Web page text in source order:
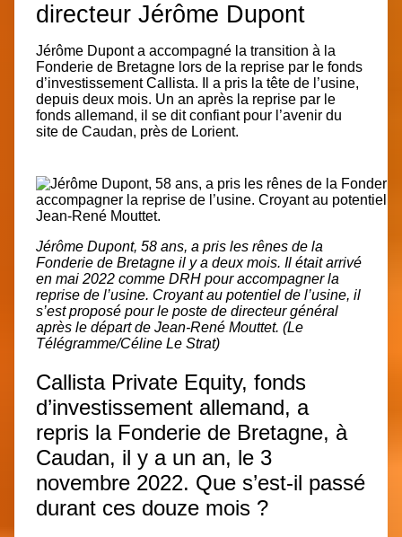
directeur Jérôme Dupont
Jérôme Duponta accompagné la transition à la
Fonderie de Bretagne lors de la reprise par le fonds
d’investissement Callista. Il a pris la tête de l’usine,
depuis deux mois. Un an après la reprise par le
fonds allemand, il se dit confiant pour l’avenir du
site de Caudan, près de Lorient.
Jérôme Dupont, 58 ans, a pris les rênes de la
Fonderie de Bretagne il y a deux mois. Il était arrivé
en mai 2022 comme DRH pour accompagner la
reprise de l’usine. Croyant au potentiel de l’usine, il
s’est proposé pour le poste de directeur général
après le départ de Jean-René Mouttet. (Le
Télégramme/Céline Le Strat)
Callista Private Equity, fonds
d’investissement allemand, a
repris la Fonderie de Bretagne, à
Caudan, il y a un an, le 3
novembre 2022. Que s’est-il passé
durant ces douze mois ?